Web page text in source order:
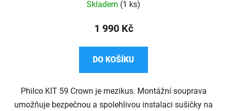
hodnocení
produktu
z
hvězdiček.
Skladem (1 ks)
1 990 Kč
DO KOŠÍKU
Philco KIT 59 Crown je mezikus. Montážní souprava
umožňuje bezpečnou a spolehlivou instalaci sušičky na